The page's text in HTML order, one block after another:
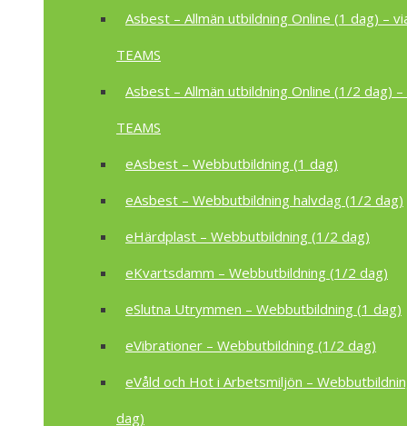
Asbest – Allmän utbildning Online (1 dag) –
TEAMS
Asbest – Allmän utbildning Online (1/2 dag) –
TEAMS
eAsbest – Webbutbildning (1 dag)
eAsbest – Webbutbildning halvdag (1/2 dag)
eHärdplast – Webbutbildning (1/2 dag)
eKvartsdamm – Webbutbildning (1/2 dag)
eSlutna Utrymmen – Webbutbildning (1 dag)
eVibrationer – Webbutbildning (1/2 dag)
eVåld och Hot i Arbetsmiljön –
dag)